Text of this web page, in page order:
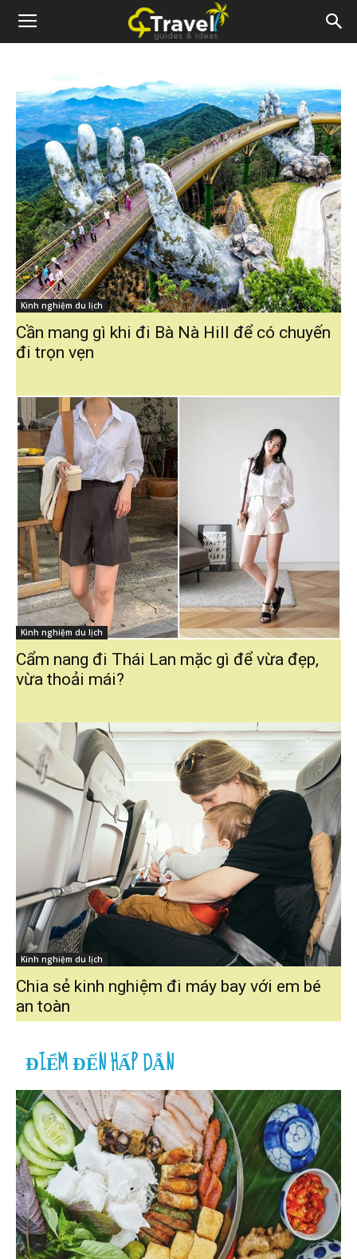
Kinh nghiệm du lịch
Cần mang gì khi đi Bà Nà Hill để có chuyến
đi trọn vẹn
Kinh nghiệm du lịch
Cẩm nang đi Thái Lan mặc gì để vừa đẹp,
vừa thoải mái?
Kinh nghiệm du lịch
Chia sẻ kinh nghiệm đi máy bay với em bé
an toàn
ĐIỂM ĐẾN HẤP DẪN